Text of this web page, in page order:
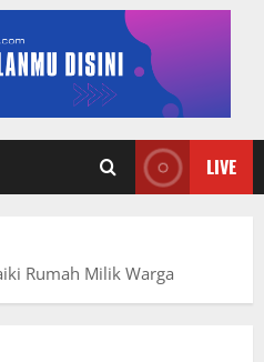
LIVE
Rumah Milik Warga